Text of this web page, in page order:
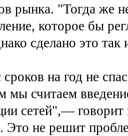
рынка. "Тогда же
которое бы
сделано это
на год не
мы считаем
сетей",—
Это не решит